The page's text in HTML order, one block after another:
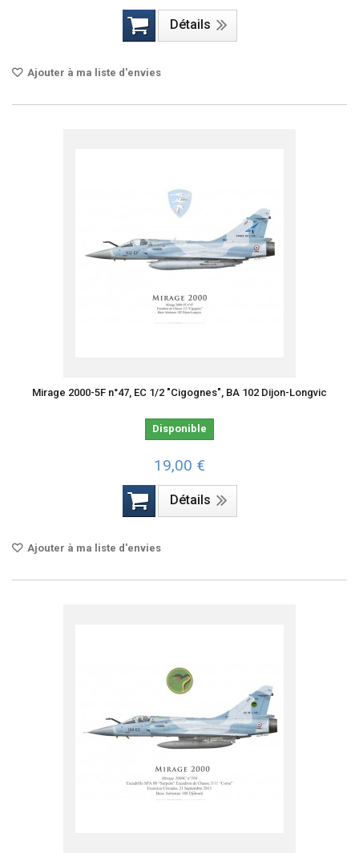
Détails
Ajouter à ma liste d'envies
Mirage 2000-5F n°47, EC 1/2 "Cigognes", BA 102 Dijon-Longvic
Disponible
19,00 €
Détails
Ajouter à ma liste d'envies